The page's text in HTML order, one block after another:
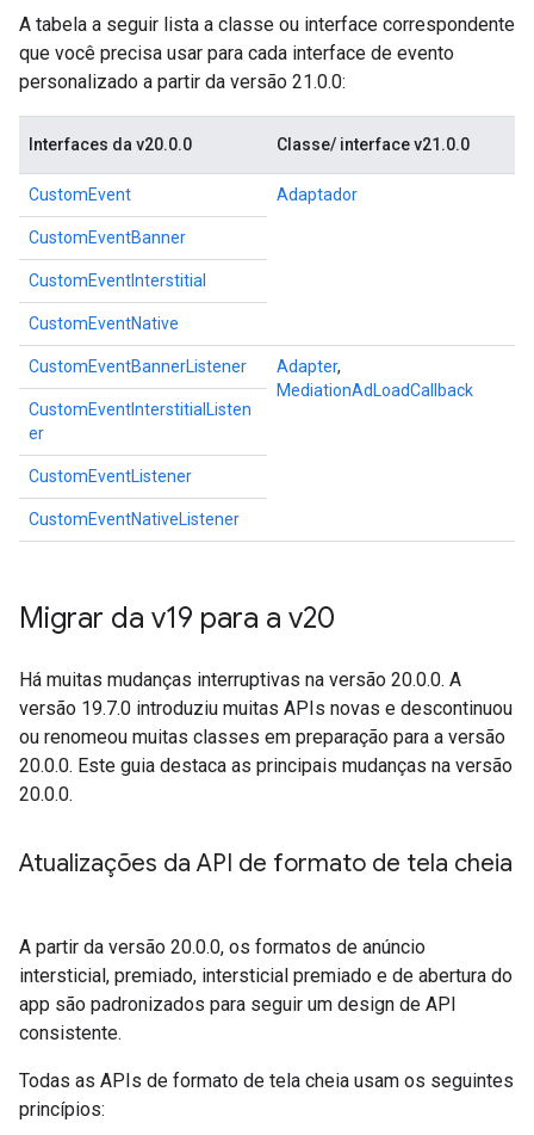
A tabela a seguir lista a classe ou interface correspondente
que você precisa usar para cada interface de evento
personalizado a partir da versão 21.0.0:
Interfaces da v20.0.0 Classe/ interface v21.0.0
CustomEvent Adaptador
CustomEventBanner
CustomEventInterstitial
CustomEventNative
CustomEventBannerListener Adapter,
MediationAdLoadCallback
CustomEventInterstitialListen
er
CustomEventListener
CustomEventNativeListener
Migrar da v19 para a v20
Há muitas mudanças interruptivas na versão 20.0.0. A
versão 19.7.0 introduziu muitas APIs novas e descontinuou
ou renomeou muitas classes em preparação para a versão
20.0.0. Este guia destaca as principais mudanças na versão
20.0.0.
Atualizações da API de formato de tela cheia
A partir da versão 20.0.0, os formatos de anúncio
intersticial, premiado, intersticial premiado e de abertura do
app são padronizados para seguir um design de API
consistente.
Todas as APIs de formato de tela cheia usam os seguintes
princípios: